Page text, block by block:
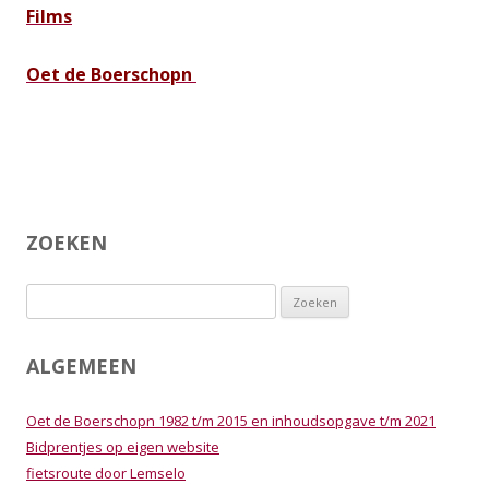
Films
Oet de Boerschopn
ZOEKEN
naar:
ALGEMEEN
Oet de Boerschopn 1982 t/m 2015 en inhoudsopgave t/m 2021
Bidprentjes op eigen website
fietsroute door Lemselo